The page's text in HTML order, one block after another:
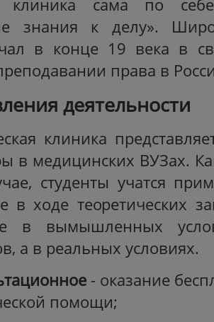
клиника сама по
знания к делу».
в конце 19 века в
права в
деятельности
клиника
в медицинских ВУЗах.
студенты учатся
в ходе теоретических
в вымышленных
а в реальных условиях.
- оказание
помощи;